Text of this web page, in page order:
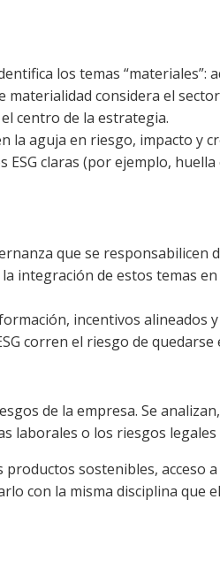
los temas “materiales”:
considera el
centro de la estrategia.
aguja en riesgo, impacto y
claras (por ejemplo,
que se responsabilicen
integración de estos temas
incentivos
corren el riesgo de
de la empresa. Se
laborales o los riesgos
sostenibles, acceso
con la misma disciplina que